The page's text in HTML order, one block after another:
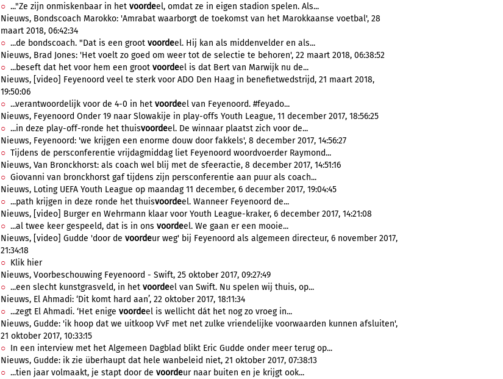
..."Ze zijn onmiskenbaar in het voordeel, omdat ze in eigen stadion spelen. Als...
Nieuws, Bondscoach Marokko: 'Amrabat waarborgt de toekomst van het Marokkaanse voetbal', 28
maart 2018, 06:42:34
...de bondscoach. "Dat is een groot voordeel. Hij kan als middenvelder en als...
Nieuws, Brad Jones: 'Het voelt zo goed om weer tot de selectie te behoren', 22 maart 2018, 06:38:52
...beseft dat het voor hem een groot voordeel is dat Bert van Marwijk nu de...
Nieuws, [video] Feyenoord veel te sterk voor ADO Den Haag in benefietwedstrijd, 21 maart 2018,
19:50:06
...verantwoordelijk voor de 4-0 in het voordeel van Feyenoord. #feyado...
Nieuws, Feyenoord Onder 19 naar Slowakije in play-offs Youth League, 11 december 2017, 18:56:25
...in deze play-off-ronde het thuisvoordeel. De winnaar plaatst zich voor de...
Nieuws, Feyenoord: 'we krijgen een enorme douw door fakkels', 8 december 2017, 14:56:27
Tijdens de persconferentie vrijdagmiddag liet Feyenoord woordvoerder Raymond...
Nieuws, Van Bronckhorst: als coach wel blij met de sfeeractie, 8 december 2017, 14:51:16
Giovanni van bronckhorst gaf tijdens zijn persconferentie aan puur als coach...
Nieuws, Loting UEFA Youth League op maandag 11 december, 6 december 2017, 19:04:45
...path krijgen in deze ronde het thuisvoordeel. Wanneer Feyenoord de...
Nieuws, [video] Burger en Wehrmann klaar voor Youth League-kraker, 6 december 2017, 14:21:08
...al twee keer gespeeld, dat is in ons voordeel. We gaan er een mooie...
Nieuws, [video] Gudde 'door de voordeur weg' bij Feyenoord als algemeen directeur, 6 november 2017,
21:34:18
Klik hier
Nieuws, Voorbeschouwing Feyenoord - Swift, 25 oktober 2017, 09:27:49
...een slecht kunstgrasveld, in het voordeel van Swift. Nu spelen wij thuis, op...
Nieuws, El Ahmadi: ‘Dit komt hard aan’, 22 oktober 2017, 18:11:34
...zegt El Ahmadi. ‘Het enige voordeel is wellicht dát het nog zo vroeg in...
Nieuws, Gudde: 'ik hoop dat we uitkoop VvF met net zulke vriendelijke voorwaarden kunnen afsluiten',
21 oktober 2017, 10:33:15
In een interview met het Algemeen Dagblad blikt Eric Gudde onder meer terug op...
Nieuws, Gudde: ik zie überhaupt dat hele wanbeleid niet, 21 oktober 2017, 07:38:13
...tien jaar volmaakt, je stapt door de voordeur naar buiten en je krijgt ook...